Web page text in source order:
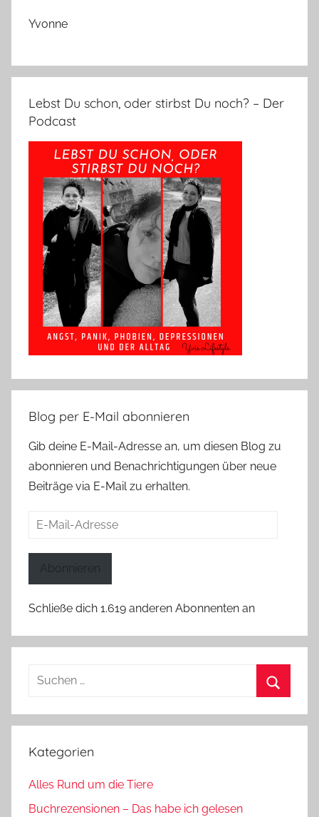
Yvonne
Lebst Du schon, oder stirbst Du noch? – Der
Podcast
Blog per E-Mail abonnieren
Gib deine E-Mail-Adresse an, um diesen Blog zu
abonnieren und Benachrichtigungen über neue
Beiträge via E-Mail zu erhalten.
E-
Abonnieren
Schließe dich 1.619 anderen Abonnenten an
Suchen
Kategorien
Alles Rund um die Tiere
Buchrezensionen – Das habe ich gelesen